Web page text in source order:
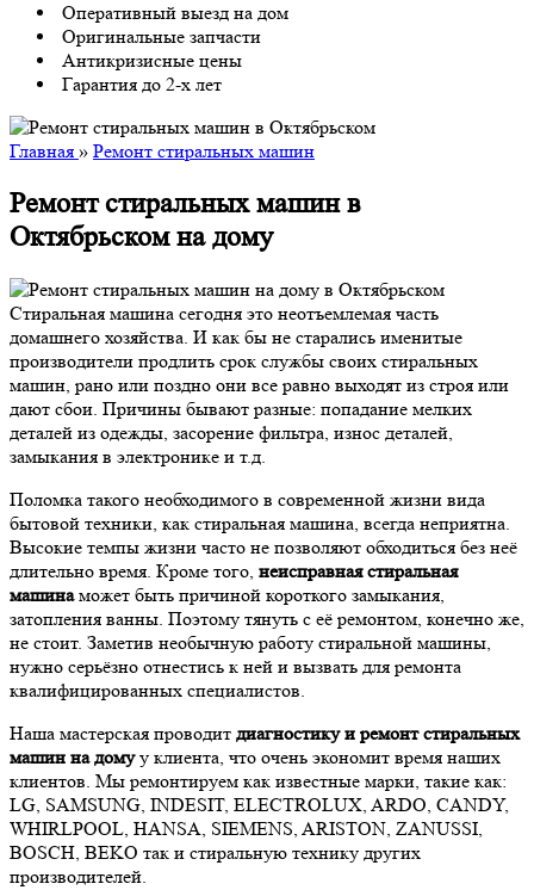
Оперативный выезд на дом
Оригинальные запчасти
Антикризисные цены
Гарантия до 2-х лет
Главная » Ремонт стиральных машин
Ремонт стиральных машин в
Октябрьском на дому
Стиральная машина сегодня это неотъемлемая часть
домашнего хозяйства. И как бы не старались именитые
производители продлить срок службы своих стиральных
машин, рано или поздно они все равно выходят из строя или
дают сбои. Причины бывают разные: попадание мелких
деталей из одежды, засорение фильтра, износ деталей,
замыкания в электронике и т.д.
Поломка такого необходимого в современной жизни вида
бытовой техники, как стиральная машина, всегда неприятна.
Высокие темпы жизни часто не позволяют обходиться без неё
длительно время. Кроме того, неисправная стиральная
машинаможет быть причиной короткого замыкания,
затопления ванны. Поэтому тянуть с её ремонтом, конечно же,
не стоит. Заметив необычную работу стиральной машины,
нужно серьёзно отнестись к ней и вызвать для ремонта
квалифицированных специалистов.
Наша мастерская проводит диагностику и ремонт стиральных
машин на домуу клиента, что очень экономит время наших
клиентов. Мы ремонтируем как известные марки, такие как:
LG, SAMSUNG, INDESIT, ELECTROLUX, ARDO, CANDY,
WHIRLPOOL, HANSA, SIEMENS, ARISTON, ZANUSSI,
BOSCH, BEKO так и стиральную технику других
производителей.